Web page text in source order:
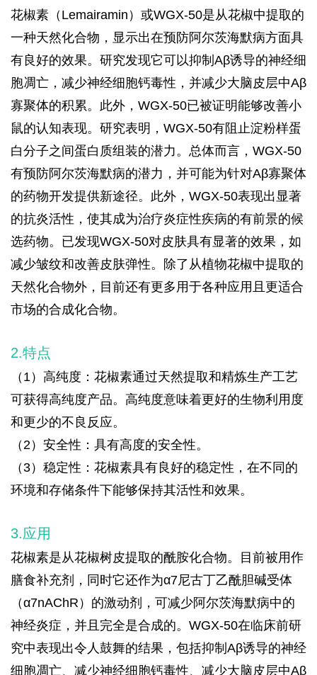
花椒素（Lemairamin）或WGX-50是从花椒中提取的
一种天然化合物，显示出在预防阿尔茨海默病方面具
有良好的效果。研究发现它可以抑制Aβ诱导的神经细
胞凋亡，减少神经细胞钙毒性，并减少大脑皮层中Aβ
寡聚体的积累。此外，WGX-50已被证明能够改善小
鼠的认知表现。研究表明，WGX-50有阻止淀粉样蛋
白分子之间蛋白质组装的潜力。总体而言，WGX-50
有预防阿尔茨海默病的潜力，并可能为针对Aβ寡聚体
的药物开发提供新途径。此外，WGX-50表现出显著
的抗炎活性，使其成为治疗炎症性疾病的有前景的候
选药物。已发现WGX-50对皮肤具有显著的效果，如
减少皱纹和改善皮肤弹性。除了从植物花椒中提取的
天然化合物外，目前还有更多用于各种应用且更适合
市场的合成化合物。
2.特点
（1）高纯度：花椒素通过天然提取和精炼生产工艺
可获得高纯度产品。高纯度意味着更好的生物利用度
和更少的不良反应。
（2）安全性：具有高度的安全性。
（3）稳定性：花椒素具有良好的稳定性，在不同的
环境和存储条件下能够保持其活性和效果。
3.应用
花椒素是从花椒树皮提取的酰胺化合物。目前被用作
膳食补充剂，同时它还作为α7尼古丁乙酰胆碱受体
（α7nAChR）的激动剂，可减少阿尔茨海默病中的
神经炎症，并且完全是合成的。WGX-50在临床前研
究中表现出令人鼓舞的结果，包括抑制Aβ诱导的神经
细胞凋亡、减少神经细胞钙毒性、减少大脑皮层中Aβ